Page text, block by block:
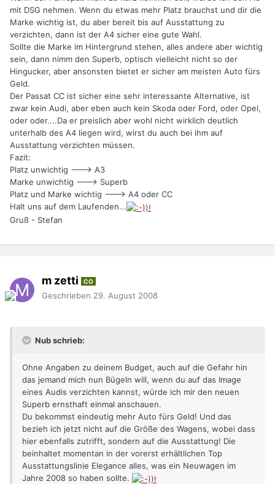
mit DSG nehmen. Wenn du etwas mehr Platz brauchst und dir die
Marke wichtig ist, du aber bereit bis auf Ausstattung zu
verzichten, dann ist der A4 sicher eine gute Wahl.
Sollte die Marke im Hintergrund stehen, alles andere aber wichtig
sein, dann nimm den Superb, optisch vielleicht nicht so der
Hingucker, aber ansonsten bietet er sicher am meisten Auto fürs
Geld.
Der Passat CC ist sicher eine sehr interessante Alternative, ist
zwar kein Audi, aber eben auch kein Skoda oder Ford, oder Opel,
oder oder....Da er preislich aber wohl nicht wirklich deutlich
unterhalb des A4 liegen wird, wirst du auch bei ihm auf
Ausstattung verzichten müssen.
Fazit:
Platz unwichtig ---> A3
Marke unwichtig ---> Superb
Platz und Marke wichtig ---> A4 oder CC
Halt uns auf dem Laufenden...
Gruß - Stefan
m zetti CO
Geschrieben 29. August 2008
Nub schrieb:
Ohne Angaben zu deinem Budget, auch auf die Gefahr hin
das jemand mich nun Bügeln will, wenn du auf das Image
eines Audis verzichten kannst, würde ich mir den neuen
Superb ernsthaft einmal anschauen.
Du bekommst eindeutig mehr Auto fürs Geld! Und das
bezieh ich jetzt nicht auf die Größe des Wagens, wobei dass
hier ebenfalls zutrifft, sondern auf die Ausstattung! Die
beinhaltet momentan in der vorerst erhältlichen Top
Ausstattungslinie Elegance alles, was ein Neuwagen im
Jahre 2008 so haben sollte.